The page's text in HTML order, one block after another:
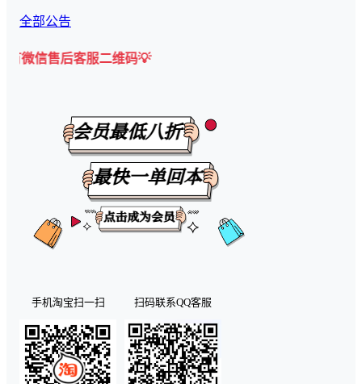
全部公告
后客服二维码💡
手机淘宝扫一扫 扫码联系QQ客服